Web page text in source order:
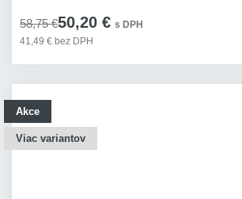
58,75 €50,20 € s DPH
41,49 € bez DPH
Akce
Viac variantov